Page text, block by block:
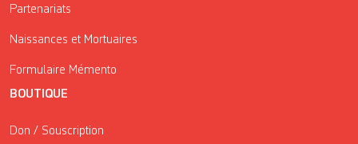
Partenariats
Naissances et Mortuaires
Formulaire Mémento
BOUTIQUE
Don / Souscription